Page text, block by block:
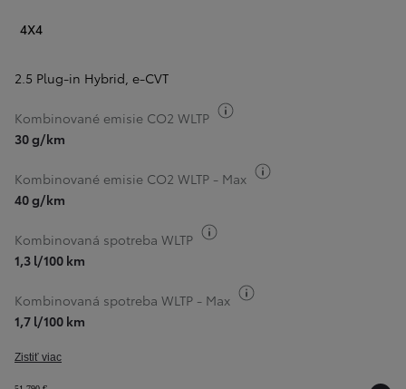
4X4
2.5 Plug-in Hybrid, e-CVT
Kombinované emisie CO2 WLTP
30 g/km
Kombinované emisie CO2 WLTP - Max
40 g/km
Kombinovaná spotreba WLTP
1,3 l/100 km
Kombinovaná spotreba WLTP - Max
1,7 l/100 km
Zistiť viac